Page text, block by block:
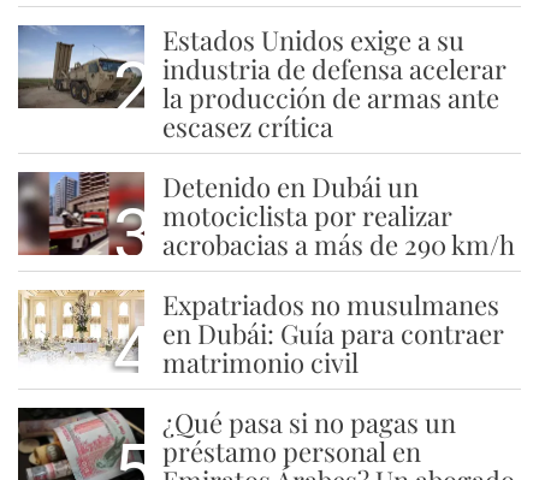
2
Estados Unidos exige a su
industria de defensa acelerar
la producción de armas ante
escasez crítica
3
Detenido en Dubái un
motociclista por realizar
acrobacias a más de 290 km/h
4
Expatriados no musulmanes
en Dubái: Guía para contraer
matrimonio civil
¿Qué pasa si no pagas un
préstamo personal en